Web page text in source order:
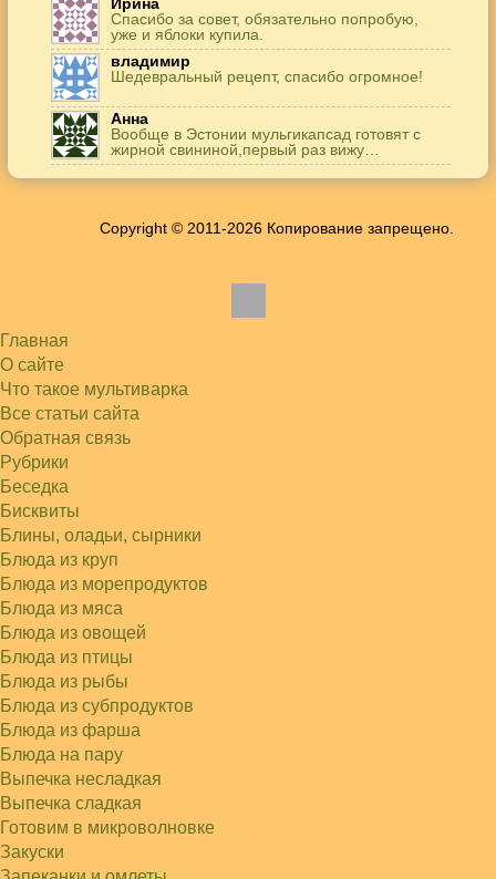
Спасибо за совет, обязательно попробую,
уже и яблоки купила.
владимир
Шедевральный рецепт, спасибо огромное!
Анна
Вообще в Эстонии мульгикапсад готовят с
жирной свининой,первый раз вижу…
Игорь
Жанна
и сырую курочку, и…
Света
Советую простой рецепт как готовили наши
бабушки, на 5 минут…
Copyright © 2011-2026 Копирование запрещено.
Главная
О сайте
Что такое мультиварка
Все статьи сайта
Обратная связь
Рубрики
Беседка
Бисквиты
Блины, оладьи, сырники
Блюда из круп
Блюда из морепродуктов
Блюда из мяса
Блюда из овощей
Блюда из птицы
Блюда из рыбы
Блюда из субпродуктов
Блюда из фарша
Блюда на пару
Выпечка несладкая
Выпечка сладкая
Готовим в микроволновке
Закуски